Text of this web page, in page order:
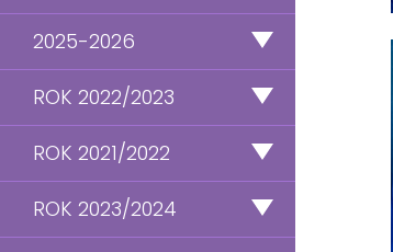
2025-2026
ROK 2022/2023
ROK 2021/2022
ROK 2023/2024